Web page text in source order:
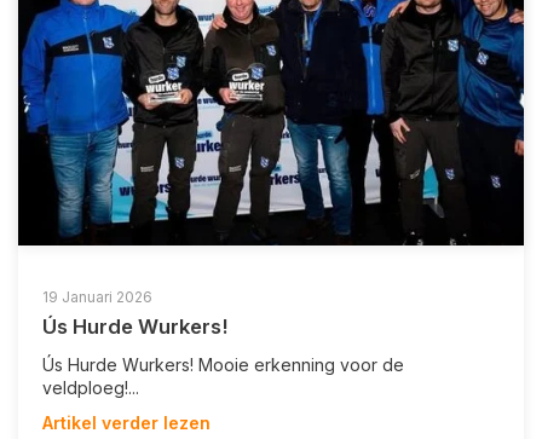
19 Januari 2026
Ús Hurde Wurkers!
Ús Hurde Wurkers! Mooie erkenning voor de
veldploeg!...
Artikel verder lezen